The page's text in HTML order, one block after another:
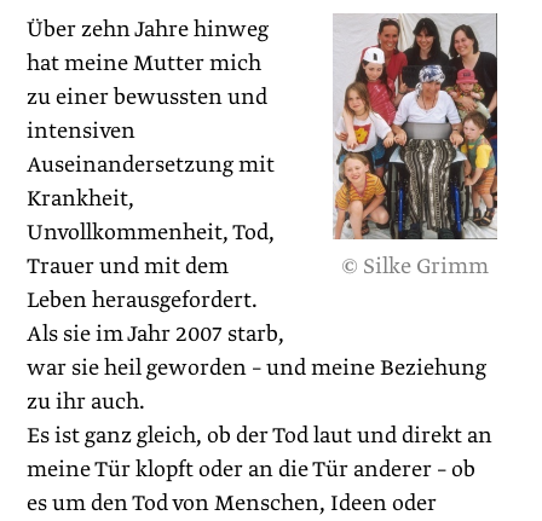
© Silke Grimm
Über zehn Jahre hinweg
hat meine Mutter mich
zu einer bewussten und
intensiven
Auseinandersetzung mit
Krankheit,
Unvollkommenheit, Tod,
Trauer und mit dem
Leben herausgefordert.
Als sie im Jahr 2007 starb,
war sie heil geworden – und meine Beziehung
zu ihr auch.
Es ist ganz gleich, ob der Tod laut und direkt an
meine Tür klopft oder an die Tür anderer – ob
es um den Tod von Menschen, Ideen oder